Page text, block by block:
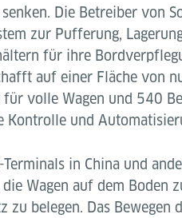
Die Betreiber von
zur Pufferung,
für ihre
auf einer Fläche von
volle Wagen und 540
Kontrolle und
Terminals in China und
die Wagen auf dem Boden
zu belegen. Das Bewegen